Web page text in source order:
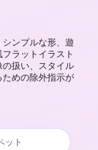
ンプルな形、遊
ラットイラスト
扱い、スタイル
めの除外指示が
ット